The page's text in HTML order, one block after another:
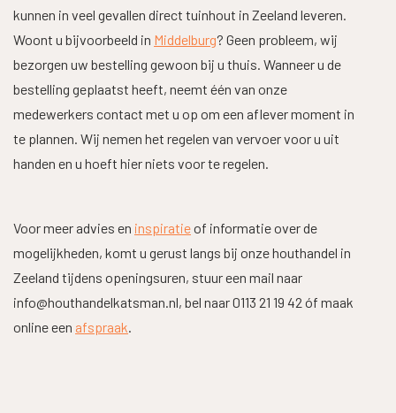
kunnen in veel gevallen direct tuinhout in Zeeland leveren.
Woont u bijvoorbeeld in Middelburg? Geen probleem, wij
bezorgen uw bestelling gewoon bij u thuis. Wanneer u de
bestelling geplaatst heeft, neemt één van onze
medewerkers contact met u op om een aflever moment in
te plannen. Wij nemen het regelen van vervoer voor u uit
handen en u hoeft hier niets voor te regelen.
Voor meer advies en inspiratieof informatie over de
mogelijkheden, komt u gerust langs bij onze houthandel in
Zeeland tijdens openingsuren, stuur een mail naar
info@houthandelkatsman.nl, bel naar 0113 21 19 42 óf maak
online een afspraak